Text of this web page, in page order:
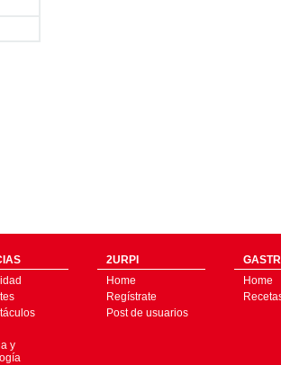
y
2URPI
Home
Regístrate
Post de usuarios
Home